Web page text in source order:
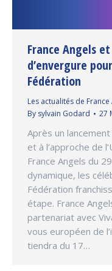
France Angels
d’envergure
Fédération
Les actualités de France
By sylvain Godard 27
Après un
et à l’approche de
France Angels du
dynamique, les
Fédération
étape. France
partenariat avec
vous européen de
tiendra du 17…